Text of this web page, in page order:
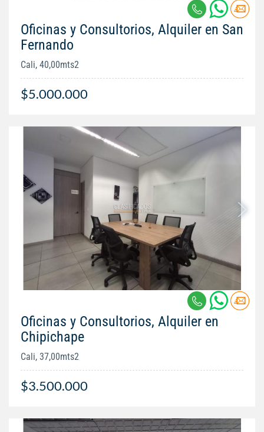
Oficinas y Consultorios, Alquiler en San
Fernando
Cali, 40,00mts2
$5.000.000
Oficinas y Consultorios, Alquiler en
Chipichape
Cali, 37,00mts2
$3.500.000